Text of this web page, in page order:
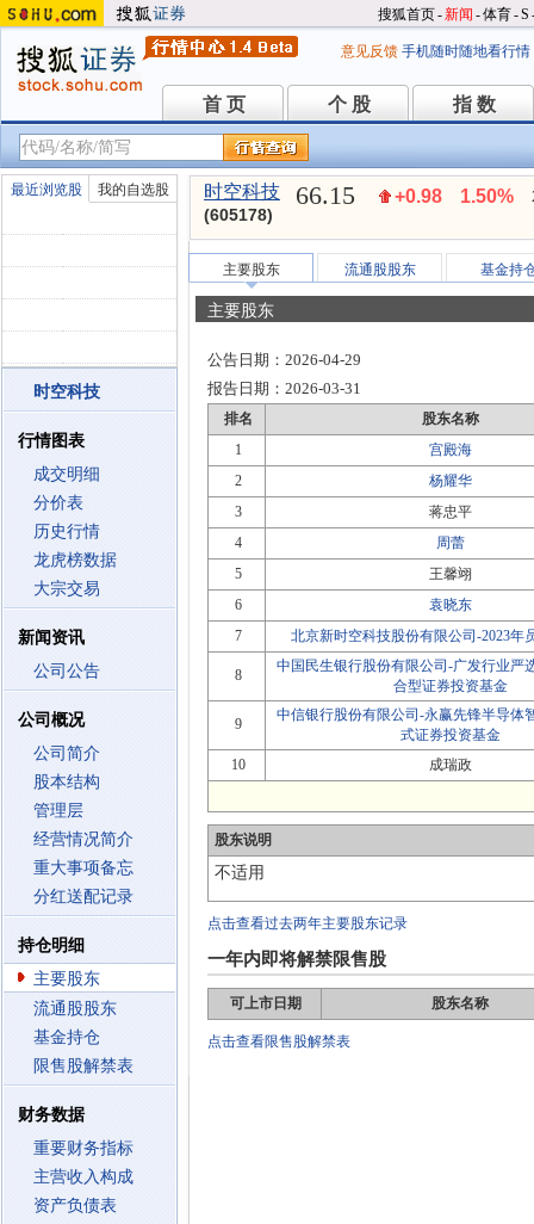
搜狐首页-新闻 -体育-S
意见反馈 手机随时随地看行情
首 页
首 页 个 股
个 股 指 数
指 数
最近浏览股 我的自选股
时空科技
行情图表
成交明细
分价表
历史行情
龙虎榜数据
大宗交易
新闻资讯
公司公告
公司概况
公司简介
股本结构
管理层
经营情况简介
重大事项备忘
分红送配记录
持仓明细
主要股东
流通股股东
基金持仓
限售股解禁表
财务数据
重要财务指标
主营收入构成
资产负债表
时空科技
(605178)
66.15 +0.98 1.50%
主要股东 流通股股东 基金持
主要股东
公告日期： 2026-04-29
报告日期： 2026-03-31
排名
股东名称
1
宫殿海
2
杨耀华
3
蒋忠平
4
周蕾
5
王馨翊
6
袁晓东
7
北京新时空科技股份有限公司-2023年
8
中国民生银行股份有限公司-广发行业严
合型证券投资基金
9
中信银行股份有限公司-永赢先锋半导体
式证券投资基金
10
成瑞政
股东说明
不适用
点击查看过去两年主要股东记录
一年内即将解禁限售股
可上市日期 股东名称
点击查看限售股解禁表